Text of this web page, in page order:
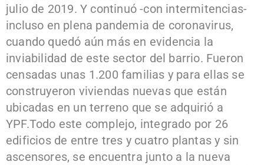
julio de 2019. Y continuó -con intermitencias-
incluso en plena pandemia de coronavirus,
cuando quedó aún más en evidencia la
inviabilidad de este sector del barrio. Fueron
censadas unas 1.200 familias y para ellas se
construyeron viviendas nuevas que están
ubicadas en un terreno que se adquirió a
YPF.Todo este complejo, integrado por 26
edificios de entre tres y cuatro plantas y sin
ascensores, se encuentra junto a la nueva